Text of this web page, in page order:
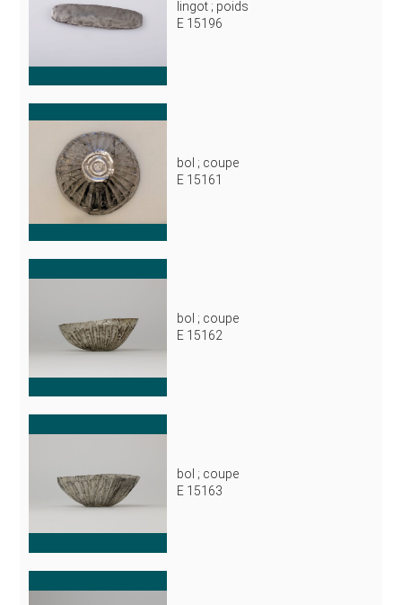
lingot ; poids
E 15196
bol ; coupe
E 15161
bol ; coupe
E 15162
bol ; coupe
E 15163